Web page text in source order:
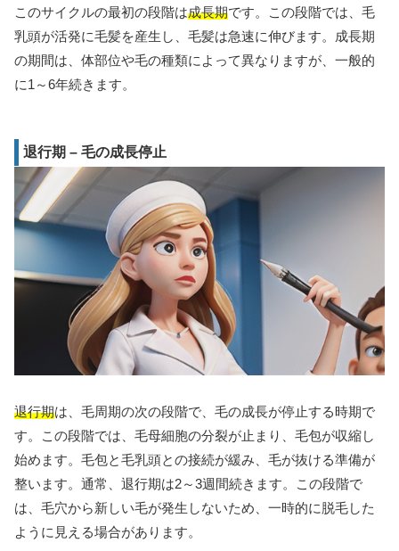
このサイクルの最初の段階は成長期です。この段階では、毛
乳頭が活発に毛髪を産生し、毛髪は急速に伸びます。成長期
の期間は、体部位や毛の種類によって異なりますが、一般的
に1～6年続きます。
退行期 – 毛の成長停止
退行期は、毛周期の次の段階で、毛の成長が停止する時期で
す。この段階では、毛母細胞の分裂が止まり、毛包が収縮し
始めます。毛包と毛乳頭との接続が緩み、毛が抜ける準備が
整います。通常、退行期は2～3週間続きます。この段階で
は、毛穴から新しい毛が発生しないため、一時的に脱毛した
ように見える場合があります。